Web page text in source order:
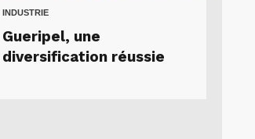
INDUSTRIE
Gueripel, une
diversification réussie